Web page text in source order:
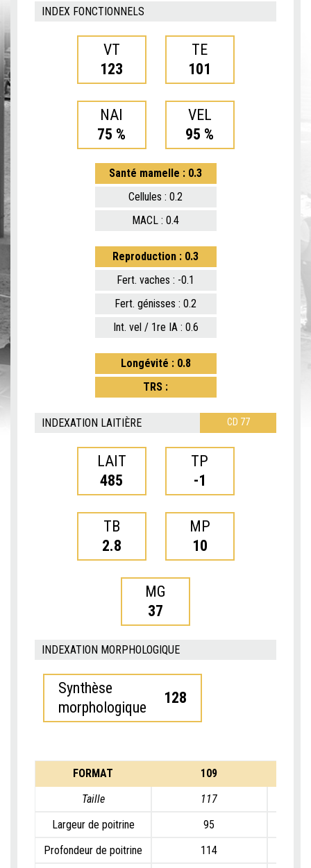
INDEX FONCTIONNELS
VT
123
TE
101
NAI
75 %
VEL
95 %
Santé mamelle : 0.3
Cellules : 0.2
MACL : 0.4
Reproduction : 0.3
Fert. vaches : -0.1
Fert. génisses : 0.2
Int. vel / 1re IA : 0.6
Longévité : 0.8
TRS :
INDEXATION LAITIÈRE CD 77
LAIT
485
TP
-1
TB
2.8
MP
10
MG
37
INDEXATION MORPHOLOGIQUE
Synthèse
morphologique
128
FORMAT
109
Taille
117
Largeur de poitrine
95
Profondeur de poitrine
114